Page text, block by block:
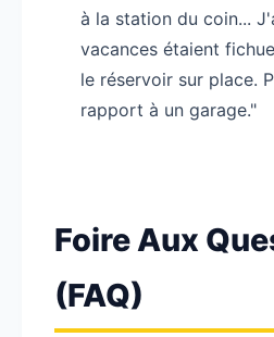
à la station du coin...
vacances étaient
le réservoir sur place.
rapport à un garage."
Foire Aux
(FAQ)